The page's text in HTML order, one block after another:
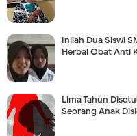
Inilah Dua Siswi
Herbal Obat Anti
Lima Tahun
Seorang Anak